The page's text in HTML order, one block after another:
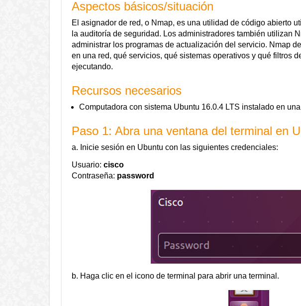
Aspectos básicos/situación
El asignador de red, o Nmap, es una utilidad de código abierto
la auditoría de seguridad. Los administradores también utilizan
administrar los programas de actualización del servicio. Nmap
en una red, qué servicios, qué sistemas operativos y qué filtros
ejecutando.
Recursos necesarios
Computadora con sistema Ubuntu 16.0.4 LTS instalado en
Paso 1: Abra una ventana del terminal en
a. Inicie sesión en Ubuntu con las siguientes credenciales:
Usuario: cisco
Contraseña: password
b. Haga clic en el icono de terminal para abrir una terminal.